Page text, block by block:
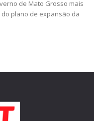
de Mato Grosso mais
plano de expansão da